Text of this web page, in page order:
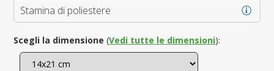
Stamina di poliestere
Scegli la dimensione (Vedi tutte le dimensioni):